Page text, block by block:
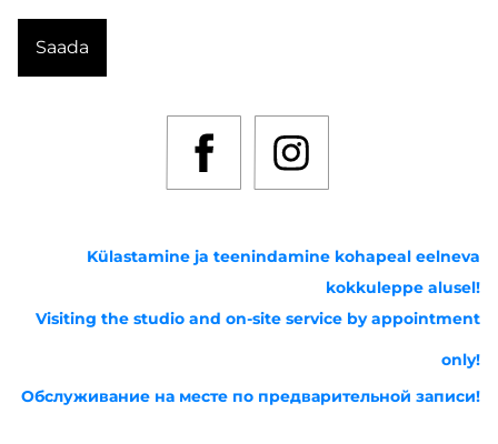
Külastamine ja teenindamine kohapeal eelneva
kokkuleppe alusel!
Visiting the studio and on-site service by appointment
only!
Обслуживание на месте по предварительной записи!